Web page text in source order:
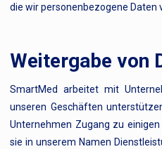
die wir personenbezogene Daten
Weitergabe von
SmartMed arbeitet mit
unseren Geschäften
Unternehmen Zugang zu
sie in unserem Namen